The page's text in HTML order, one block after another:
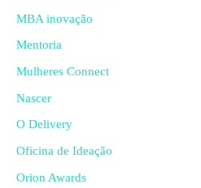
MBA inovação
Mentoria
Mulheres Connect
Nascer
O Delivery
Oficina de Ideação
Orion Awards